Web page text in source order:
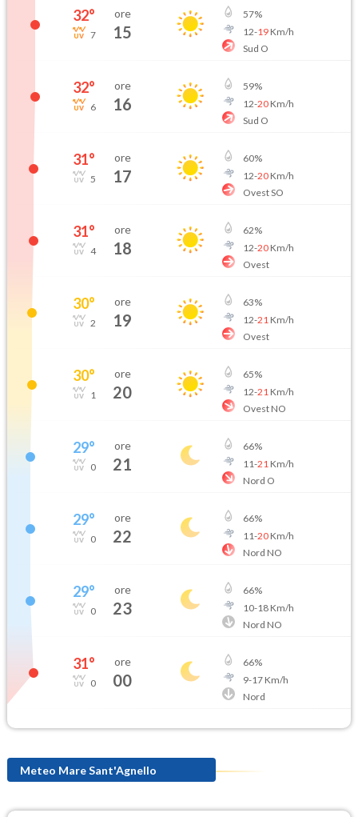
32°
7
ore
15
57%
12-19Km/h
Sud O
32°
6
ore
16
59%
12-20Km/h
Sud O
31°
5
ore
17
60%
12-20Km/h
Ovest SO
31°
4
ore
18
62%
12-20Km/h
Ovest
30°
2
ore
19
63%
12-21 Km/h
Ovest
30°
1
ore
20
65%
12-21 Km/h
Ovest NO
29°
0
ore
21
66%
11-21 Km/h
Nord O
29°
0
ore
22
66%
11-20Km/h
Nord NO
29°
0
ore
23
66%
10-18Km/h
Nord NO
31°
0
ore
00
66%
9-17Km/h
Nord
Meteo Mare Sant'Agnello